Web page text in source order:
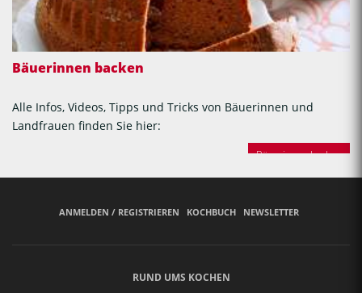
Bäuerinnen backen
Alle Infos, Videos, Tipps und Tricks von Bäuerinnen und
Landfrauen finden Sie hier:
Bäuerinnen backen
ANMELDEN / REGISTRIEREN KOCHBUCH NEWSLETTER
RUND UMS KOCHEN